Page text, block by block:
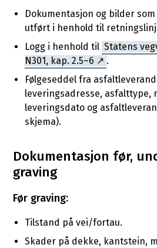
Dokumentasjon og bilder
utført i henhold til
Logg i henhold til Statens
N301, kap. 2.5–6
.
Følgeseddel fra
leveringsadresse, asfalttype,
leveringsdato og
skjema).
Dokumentasjon før,
graving
Før graving:
Tilstand på vei/fortau.
Skader på dekke, kantstein,